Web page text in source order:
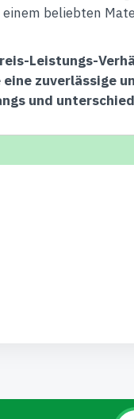
beliebten
Leistungs-
zuverlässige
und